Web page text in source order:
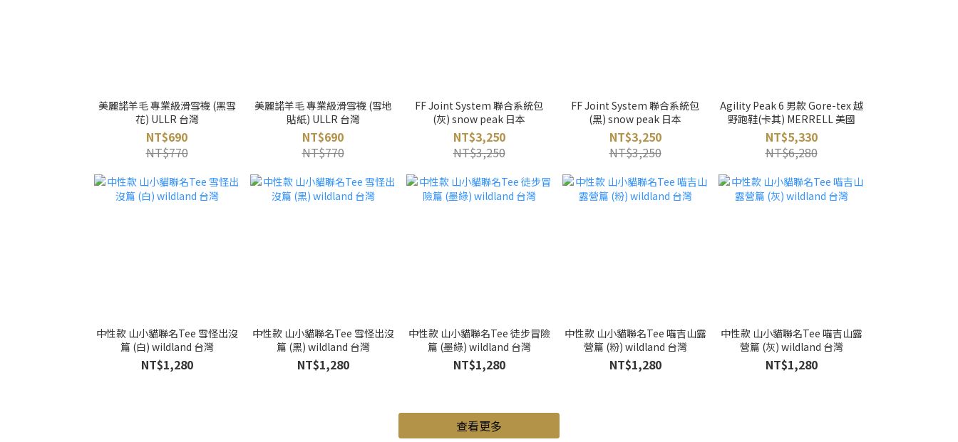
美麗諾羊毛 專業級滑雪襪 (黑雪
花) ULLR 台灣
NT$690
NT$770
美麗諾羊毛 專業級滑雪襪 (雪地
貼紙) ULLR 台灣
NT$690
NT$770
FF Joint System 聯合系統包
(灰) snow peak 日本
NT$3,250
NT$3,250
FF Joint System 聯合系統包
(黑) snow peak 日本
NT$3,250
NT$3,250
Agility Peak 6 男款 Gore-tex 越
野跑鞋(卡其) MERRELL 美國
NT$5,330
NT$6,280
中性款 山小貓聯名Tee 雪怪出沒
篇 (白) wildland 台灣
NT$1,280
中性款 山小貓聯名Tee 雪怪出沒
篇 (黑) wildland 台灣
NT$1,280
中性款 山小貓聯名Tee 徒步冒險
篇 (墨綠) wildland 台灣
NT$1,280
中性款 山小貓聯名Tee 喵吉山露
營篇 (粉) wildland 台灣
NT$1,280
中性款 山小貓聯名Tee 喵吉山露
營篇 (灰) wildland 台灣
NT$1,280
查看更多